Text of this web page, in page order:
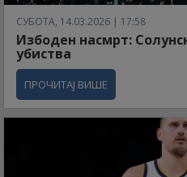
СУБОТА, 14.03.2026 | 17:58
Избоден насмрт:
убиства
ПРОЧИТАЈ ВИШЕ